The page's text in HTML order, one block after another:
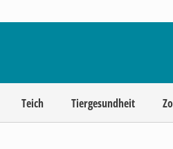
Teich Tiergesundheit